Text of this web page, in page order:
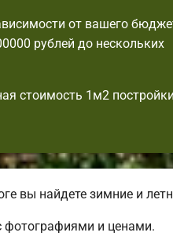
от вашего
рублей до нескольких
стоимость 1м2 постройки
вы найдете зимние и
фотографиями и ценами.